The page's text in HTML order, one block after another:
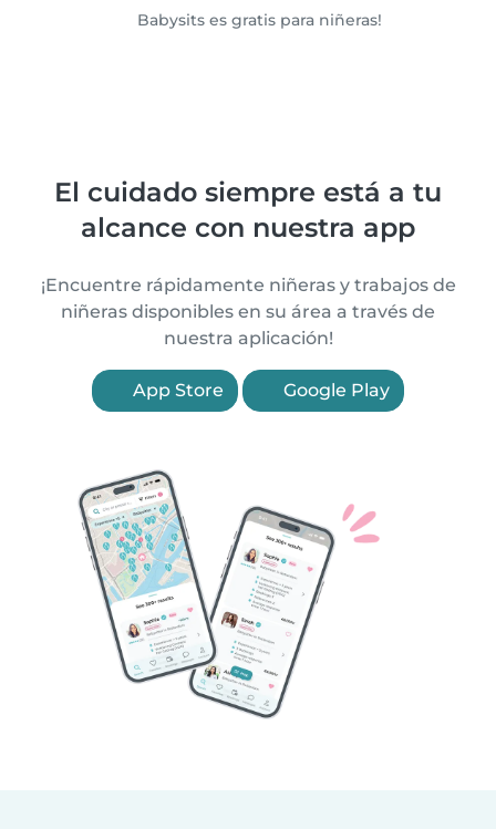
Babysits es gratis para niñeras!
El cuidado siempre está a tu
alcance con nuestra app
¡Encuentre rápidamente niñeras y trabajos de
niñeras disponibles en su área a través de
nuestra aplicación!
App Store Google Play